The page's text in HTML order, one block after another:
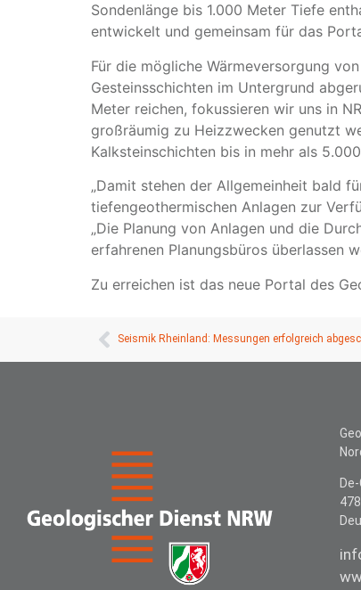
Sondenlänge bis 1.000 Meter Tiefe
entwickelt und gemeinsam für das
Für die mögliche Wärmeversorgung
Gesteinsschichten im Untergrund
Meter reichen, fokussieren wir uns in
großräumig zu Heizzwecken genutzt
Kalksteinschichten bis in mehr als
„Damit stehen der Allgemeinheit bald
tiefengeothermischen Anlagen zur
„Die Planung von Anlagen und die
erfahrenen Planungsbüros überlassen
Zu erreichen ist das neue Portal des
Seismik Rheinland: Messungen erfolgreich